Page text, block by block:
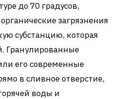
до 70 градусов,
загрязнения
субстанцию, которая
Гранулированные
его современные
в сливное отверстие,
воды и